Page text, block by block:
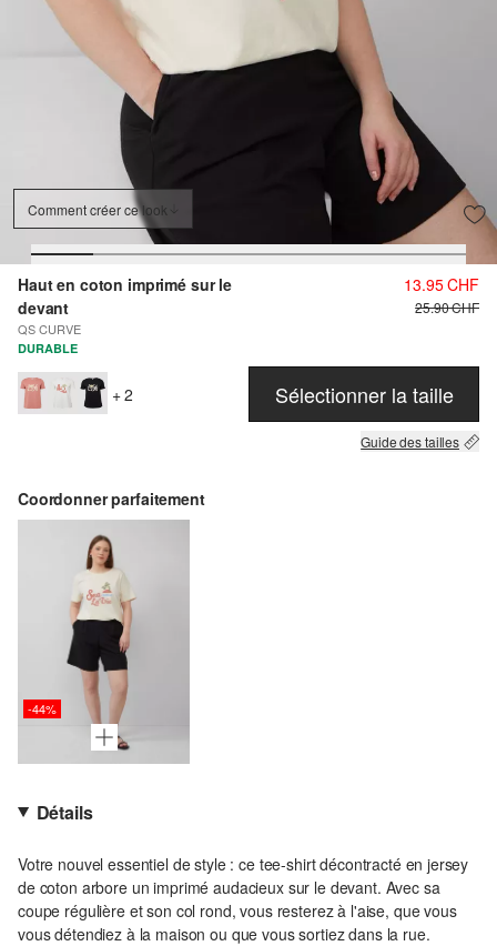
Comment créer ce look
Haut en coton imprimé sur le
devant
QS CURVE
13.95 CHF
25.90 CHF
DURABLE
+ 2 Sélectionner la taille
Guide des tailles
Coordonner parfaitement
-44%
Détails
Votre nouvel essentiel de style : ce tee-shirt décontracté en jersey
de coton arbore un imprimé audacieux sur le devant. Avec sa
coupe régulière et son col rond, vous resterez à l'aise, que vous
vous détendiez à la maison ou que vous sortiez dans la rue.